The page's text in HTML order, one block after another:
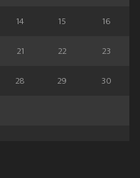
14 15
16
21 22
23
28 29
30